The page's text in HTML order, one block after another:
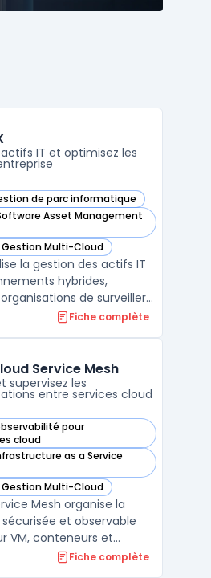
IT et optimisez les
de parc informatique
cette catégorie
Asset Management
cette catégorie
Multi-Cloud
cette catégorie
la gestion des actifs IT
hybrides,
de surveiller
conformité sur leur parc
pour les équipes de dire
Fiche complète
Service Mesh
supervisez les
entre services cloud
pour
cloud
Service Mesh dans cette catégorie
as a Service
Service Mesh dans cette catégorie
Multi-Cloud
Service Mesh dans cette catégorie
Mesh organise la
et observable
VM, conteneurs et
Ce service
Fiche complète